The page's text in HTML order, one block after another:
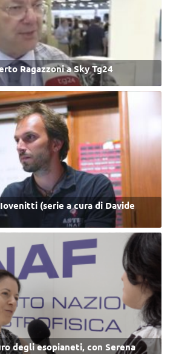
Ragazzoni a Sky Tg24
(serie a cura di Davide
degli esopianeti, con Serena